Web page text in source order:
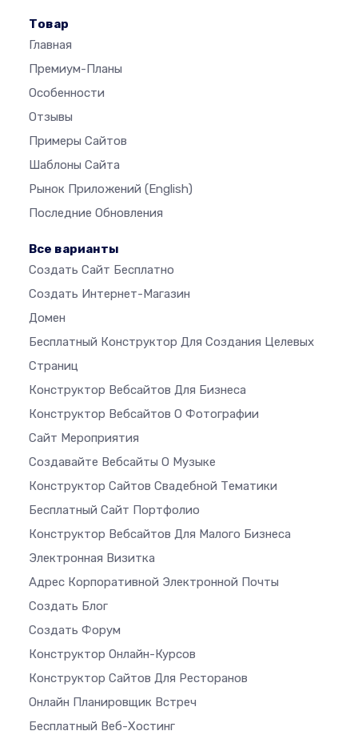
Товар
Главная
Премиум-Планы
Особенности
Отзывы
Примеры Сайтов
Шаблоны Сайта
Рынок Приложений (English)
Последние Обновления
Все варианты
Создать Сайт Бесплатно
Создать Интернет-Магазин
Домен
Бесплатный Конструктор Для Создания Целевых
Страниц
Конструктор Вебсайтов Для Бизнеса
Конструктор Вебсайтов О Фотографии
Сайт Мероприятия
Создавайте Вебсайты О Музыке
Конструктор Сайтов Свадебной Тематики
Бесплатный Сайт Портфолио
Конструктор Вебсайтов Для Малого Бизнеса
Электронная Визитка
Адрес Корпоративной Электронной Почты
Создать Блог
Создать Форум
Конструктор Онлайн-Курсов
Конструктор Сайтов Для Ресторанов
Онлайн Планировщик Встреч
Бесплатный Веб-Хостинг